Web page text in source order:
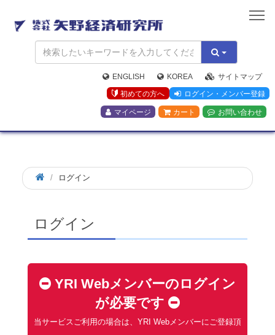
矢
野
経
済
研
究
所
ENGLISH KOREA
サイトマップ
初めての方へ
ログイン・メンバー登録
マイページ カート お問い合わせ
ログイン
ログイン
YRI Webメンバーのログイン
が必要です
当サービスご利用の場合は、YRI Webメンバーにご登録頂